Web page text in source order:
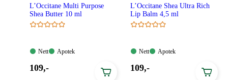
L’Occitane Multi Purpose
Shea Butter 10 ml
Nett:
Nett
Apotek:
Apotek
Pris:
109,-
L’Occitane Shea Ultra Rich
Lip Balm 4,5 ml
Nett:
Nett
Apotek:
Apotek
Pris:
109,-